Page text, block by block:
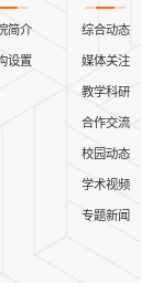
简介
设置
综合动态
媒体关注
教学科研
合作交流
校园动态
学术视频
专题新闻